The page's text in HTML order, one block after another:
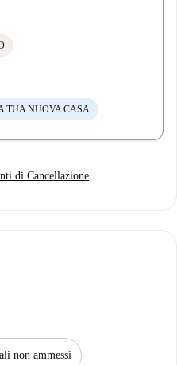
TUA NUOVA CASA
di Cancellazione
non ammessi